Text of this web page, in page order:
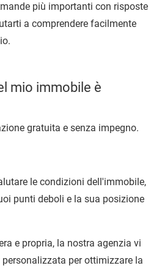
più importanti con risposte
a comprendere facilmente
mio immobile è
gratuita e senza impegno.
le condizioni dell'immobile,
punti deboli e la sua posizione
e propria, la nostra agenzia vi
per ottimizzare la